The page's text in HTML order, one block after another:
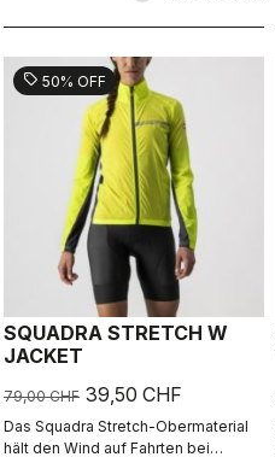
sell 50% OFF
SQUADRA STRETCH W
JACKET
79,00 CHF 39,50 CHF
Das Squadra Stretch-Obermaterial
hält den Wind auf Fahrten bei